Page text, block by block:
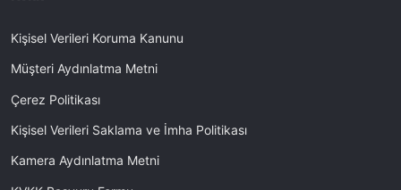
Kişisel Verileri Koruma Kanunu
Müşteri Aydınlatma Metni
Çerez Politikası
Kişisel Verileri Saklama ve İmha Politikası
Kamera Aydınlatma Metni